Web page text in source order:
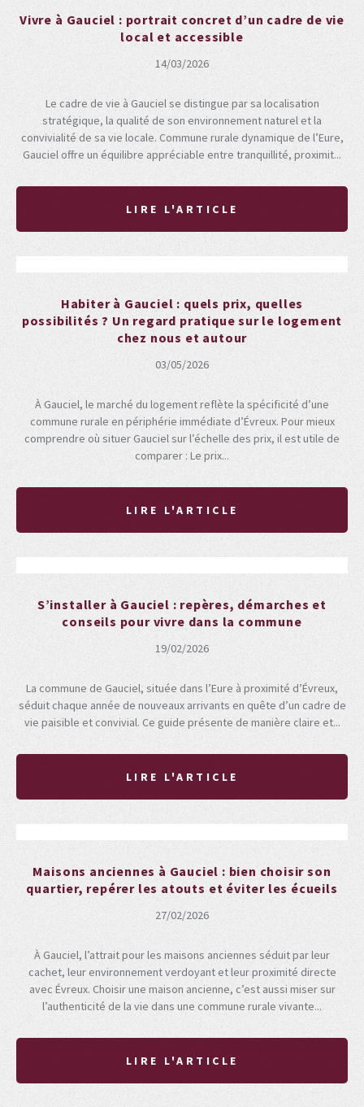
Vivre à Gauciel : portrait concret d’un cadre de vie
local et accessible
14/03/2026
Le cadre de vie à Gauciel se distingue par sa localisation
stratégique, la qualité de son environnement naturel et la
convivialité de sa vie locale. Commune rurale dynamique de l’Eure,
Gauciel offre un équilibre appréciable entre tranquillité, proximit...
LIRE L'ARTICLE
Habiter à Gauciel : quels prix, quelles
possibilités ? Un regard pratique sur le logement
chez nous et autour
03/05/2026
À Gauciel, le marché du logement reflète la spécificité d’une
commune rurale en périphérie immédiate d’Évreux. Pour mieux
comprendre où situer Gauciel sur l’échelle des prix, il est utile de
comparer : Le prix...
LIRE L'ARTICLE
S’installer à Gauciel : repères, démarches et
conseils pour vivre dans la commune
19/02/2026
La commune de Gauciel, située dans l’Eure à proximité d’Évreux,
séduit chaque année de nouveaux arrivants en quête d’un cadre de
vie paisible et convivial. Ce guide présente de manière claire et...
LIRE L'ARTICLE
Maisons anciennes à Gauciel : bien choisir son
quartier, repérer les atouts et éviter les écueils
27/02/2026
À Gauciel, l’attrait pour les maisons anciennes séduit par leur
cachet, leur environnement verdoyant et leur proximité directe
avec Évreux. Choisir une maison ancienne, c’est aussi miser sur
l’authenticité de la vie dans une commune rurale vivante...
LIRE L'ARTICLE